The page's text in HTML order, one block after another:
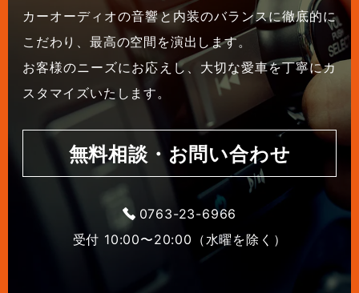
カーオーディオの音響と内装のバランスに徹底的に
こだわり、最高の空間を演出します。
お客様のニーズにお応えし、大切な愛車を丁寧にカ
スタマイズいたします。
無料相談・お問い合わせ
0763-23-6966
受付 10:00〜20:00（水曜を除く）